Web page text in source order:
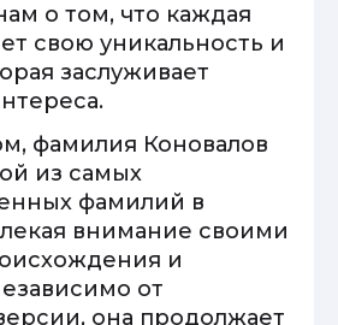
о том, что каждая
свою уникальность и
заслуживает
фамилия Коновалов
из самых
фамилий в
внимание своими
и
от
она продолжает